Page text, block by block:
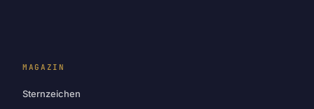
MAGAZIN
Sternzeichen